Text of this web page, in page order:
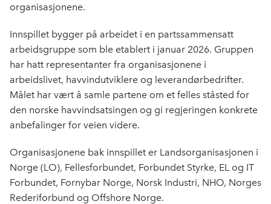
organisasjonene.
Innspillet bygger på arbeidet i en partssammensatt
arbeidsgruppe som ble etablert i januar 2026. Gruppen
har hatt representanter fra organisasjonene i
arbeidslivet, havvindutviklere og leverandørbedrifter.
Målet har vært å samle partene om et felles ståsted for
den norske havvindsatsingen og gi regjeringen konkrete
anbefalinger for veien videre.
Organisasjonene bak innspillet er Landsorganisasjonen i
Norge (LO), Fellesforbundet, Forbundet Styrke, EL og IT
Forbundet, Fornybar Norge, Norsk Industri, NHO, Norges
Rederiforbund og Offshore Norge.